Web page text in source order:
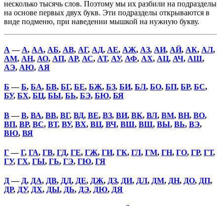
несколько тысячь слов. Поэтому мы их разбили на подразделы
на основе первых двух букв. Эти подразделы открываются в
виде подменю, при наведении мышкой на нужную букву.
А — А, АА, АБ, АВ, АГ, АД, АЕ, АЖ, АЗ, АИ, АЙ, АК, АЛ,
АМ, АН, АО, АП, АР, АС, АТ, АУ, АФ, АХ, АЦ, АЧ, АШ,
АЭ, АЮ, АЯ
Б —Б, БА, БВ, БГ, БЕ, БЖ, БЗ, БИ, БЛ, БО, БП, БР, БС,
БУ, БХ, БЦ, БЫ, БЬ, БЭ, БЮ, БЯ
В—В, ВА, ВВ, ВГ, ВД, ВЕ, ВЗ, ВИ, ВК, ВЛ, ВМ, ВН, ВО,
ВП, ВР, ВС, ВТ, ВУ, ВХ, ВЦ, ВЧ, ВШ, ВЩ, ВЫ, ВЬ, ВЭ,
ВЮ, ВЯ
Г—Г, ГА, ГВ, ГД, ГЕ, ГЖ, ГИ, ГК, ГЛ, ГМ, ГН, ГО, ГР, ГТ,
ГУ, ГХ, ГЫ, ГЬ, ГЭ, ГЮ, ГЯ
Д— Д, ДА, ДВ, ДД, ДЕ, ДЖ, ДЗ, ДИ, ДЛ, ДМ, ДН, ДО, ДП,
ДР, ДУ, ДХ, ДЫ, ДЬ, ДЭ, ДЮ, ДЯ